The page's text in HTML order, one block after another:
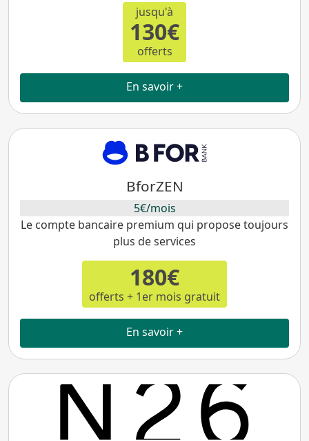
jusqu'à
130€
offerts
En savoir +
BforZEN
5€/mois
Le compte bancaire premium qui propose toujours
plus de services
180€
offerts + 1er mois gratuit
En savoir +